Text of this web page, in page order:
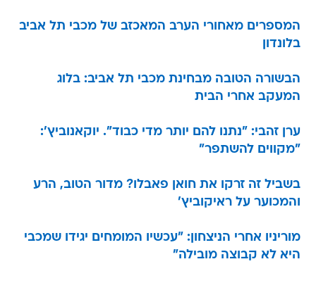
המספרים מאחורי הערב המאכזב של מכבי תל אביב
בלונדון
הבשורה הטובה מבחינת מכבי תל אביב: בלוג
המעקב אחרי הבית
ערן זהבי: "נתנו להם יותר מדי כבוד". יוקאנוביץ':
"מקווים להשתפר"
בשביל זה זרקו את חואן פאבלו? מדור הטוב, הרע
והמכוער על ראיקוביץ'
מוריניו אחרי הניצחון: "עכשיו המומחים יגידו שמכבי
היא לא קבוצה מובילה"